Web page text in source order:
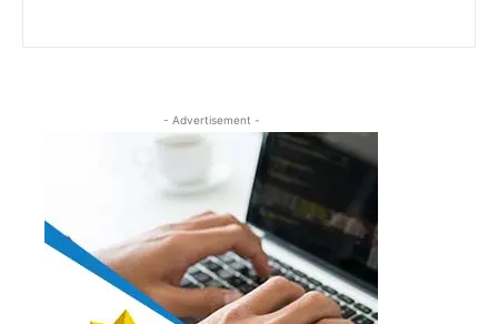
- Advertisement -